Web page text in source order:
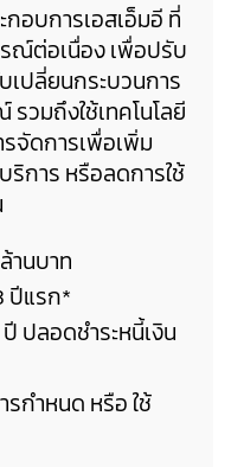
กอบการเอสเอ็มอี ที่
ณ์ต่อเนื่อง เพื่อปรับ
เปลี่ยนกระบวนการ
วมถึงใช้เทคโนโลยี
จัดการเพื่อเพิ่ม
การ หรือลดการใช้
านบาท
ปีแรก*
ปลอดชำระหนี้เงิน
รกำหนด หรือใช้